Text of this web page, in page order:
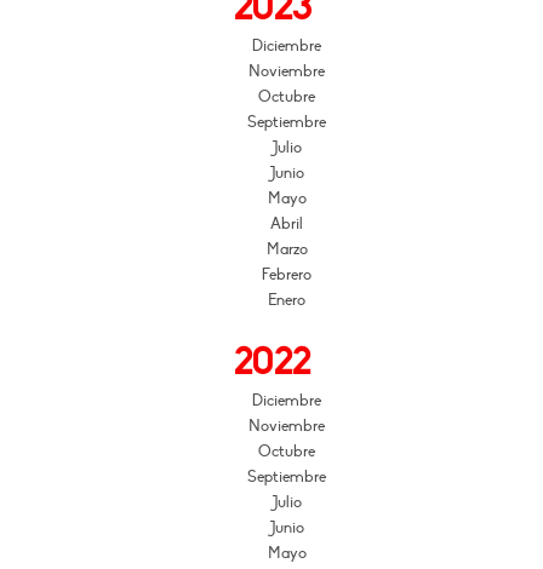
Diciembre
Noviembre
Octubre
Septiembre
Julio
Junio
Mayo
Abril
Marzo
Febrero
Enero
2022
Diciembre
Noviembre
Octubre
Septiembre
Julio
Junio
Mayo